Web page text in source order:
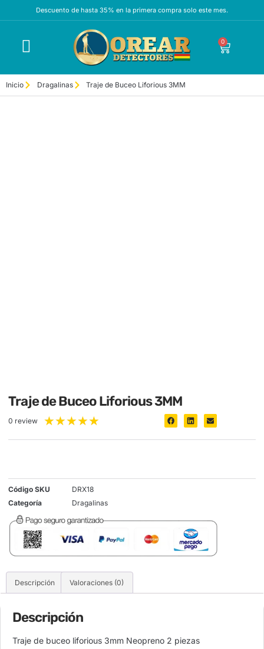
Descuento de hasta 35% en la primera compra solo este mes.
0
Inicio Dragalinas Traje de Buceo Liforious 3MM
Traje de Buceo Liforious 3MM
0 review ★★★★★
Código SKU
DRX18
Categoría
Dragalinas
Descripción Valoraciones (0)
Descripción
Traje de buceo liforious 3mm Neopreno 2 piezas